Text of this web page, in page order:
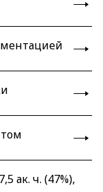
ак. ч. (47%),